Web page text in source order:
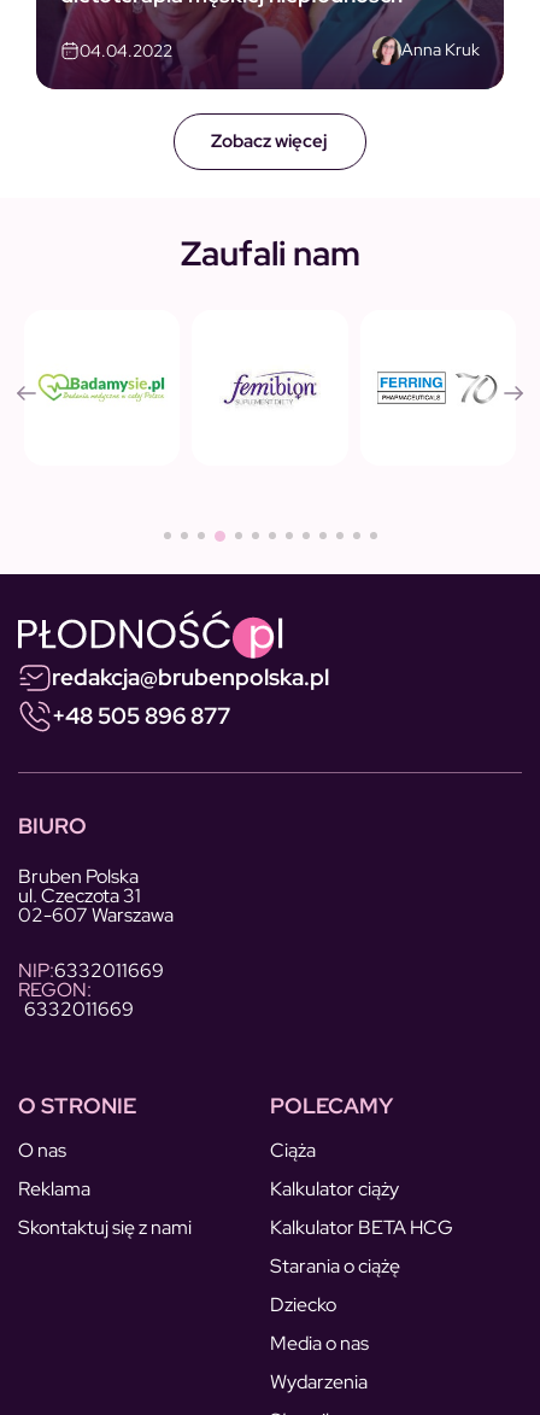
Zobacz więcej
04.04.2022 Anna Kruk
Zaufali nam
redakcja@brubenpolska.pl
+48 505 896 877
BIURO
Bruben Polska
ul. Czeczota 31
02-607 Warszawa
NIP:6332011669
REGON:
6332011669
O STRONIE
O nas
Reklama
Skontaktuj się z nami
POLECAMY
Ciąża
Kalkulator ciąży
Kalkulator BETA HCG
Starania o ciążę
Dziecko
Media o nas
Wydarzenia